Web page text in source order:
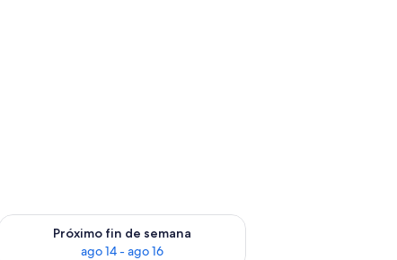
semana ago 7 - ago 9
Próximo fin de semana
ago 14 - ago 16
Consulta la disponibilidad para el próximo fin de semana ago